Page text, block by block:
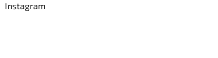
Instagram